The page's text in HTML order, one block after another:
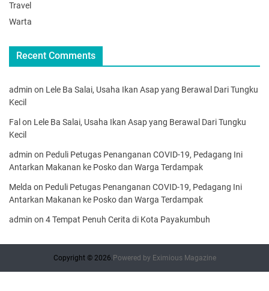
Travel
Warta
Recent Comments
admin on Lele Ba Salai, Usaha Ikan Asap yang Berawal Dari Tungku
Kecil
Fal on Lele Ba Salai, Usaha Ikan Asap yang Berawal Dari Tungku
Kecil
admin on Peduli Petugas Penanganan COVID-19, Pedagang Ini
Antarkan Makanan ke Posko dan Warga Terdampak
Melda on Peduli Petugas Penanganan COVID-19, Pedagang Ini
Antarkan Makanan ke Posko dan Warga Terdampak
admin on 4 Tempat Penuh Cerita di Kota Payakumbuh
Copyright © 2026. Powered by Eximious Magazine